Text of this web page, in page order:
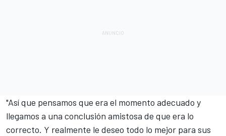
"Así que pensamos que era el momento adecuado y
llegamos a una conclusión amistosa de que era lo
correcto. Y realmente le deseo todo lo mejor para sus